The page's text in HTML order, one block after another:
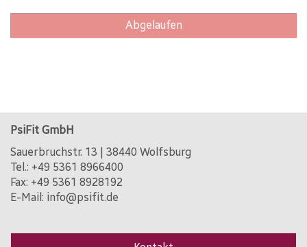
Abgelaufen
PsiFit GmbH
Sauerbruchstr. 13 | 38440 Wolfsburg
Tel.: +49 5361 8966400
Fax: +49 5361 8928192
E-Mail: info@psifit.de